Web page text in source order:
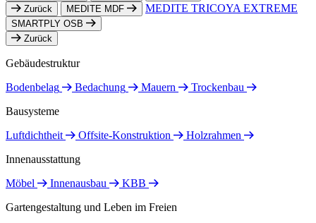
Zurück
MEDITE MDF MEDITE TRICOYA EXTREME
SMARTPLY OSB
Zurück
Gebäudestruktur
Bodenbelag
Bedachung Mauern
Trockenbau
Bausysteme
Luftdichtheit
Offsite-Konstruktion
Holzrahmen
Innenausstattung
Möbel
Innenausbau
KBB
Gartengestaltung und Leben im Freien